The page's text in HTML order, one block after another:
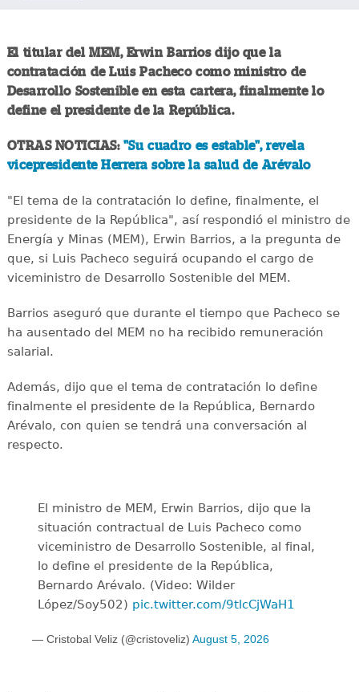
El titular del MEM, Erwin Barrios dijo que la
contratación de Luis Pacheco como ministro de
Desarrollo Sostenible en esta cartera, finalmente lo
define el presidente de la República.
OTRAS NOTICIAS: "Su cuadro es estable", revela
vicepresidente Herrera sobre la salud de Arévalo
"El tema de la contratación lo define, finalmente, el
presidente de la República", así respondió el ministro de
Energía y Minas (MEM), Erwin Barrios, a la pregunta de
que, si Luis Pacheco seguirá ocupando el cargo de
viceministro de Desarrollo Sostenible del MEM.
Barrios aseguró que durante el tiempo que Pacheco se
ha ausentado del MEM no ha recibido remuneración
salarial.
Además, dijo que el tema de contratación lo define
finalmente el presidente de la República, Bernardo
Arévalo, con quien se tendrá una conversación al
respecto.
El ministro de MEM, Erwin Barrios, dijo que la
situación contractual de Luis Pacheco como
viceministro de Desarrollo Sostenible, al final,
lo define el presidente de la República,
Bernardo Arévalo. (Video: Wilder
López/Soy502) pic.twitter.com/9tlcCjWaH1
— Cristobal Veliz (@cristoveliz) August 5, 2026